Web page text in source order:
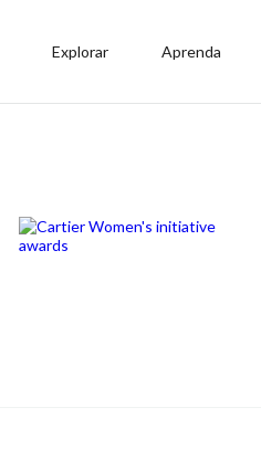
Explorar Aprenda